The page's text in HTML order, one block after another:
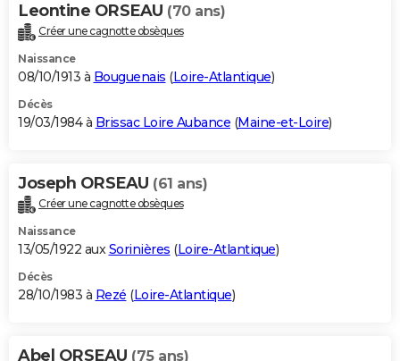
Leontine ORSEAU (70 ans)
Créer une cagnotte obsèques
Naissance
08/10/1913 à Bouguenais (Loire-Atlantique)
Décès
19/03/1984 à Brissac Loire Aubance (Maine-et-Loire)
Joseph ORSEAU (61 ans)
Créer une cagnotte obsèques
Naissance
13/05/1922 auxSorinières (Loire-Atlantique)
Décès
28/10/1983 à Rezé (Loire-Atlantique)
Abel ORSEAU (75 ans)